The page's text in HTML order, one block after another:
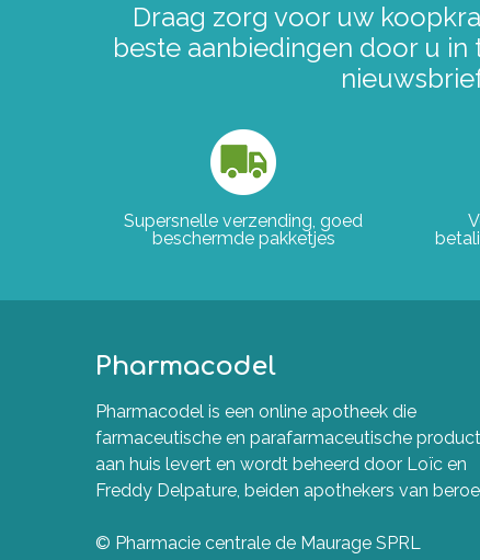
Draag zorg voor uw
beste aanbiedingen door u in
Supersnelle verzending, goed
beschermde pakketjes
Pharmacodel
Pharmacodel is een online apotheek die
farmaceutische en parafarmaceutische
aan huis levert en wordt beheerd door Loïc en
Freddy Delpature, beiden apothekers van
© Pharmacie centrale de Maurage SPRL